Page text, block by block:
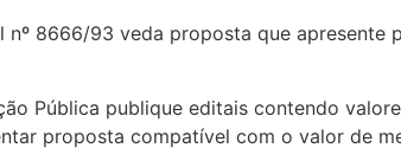
nº 8666/93 veda proposta que
Pública publique editais contendo
proposta compatível com o valor de